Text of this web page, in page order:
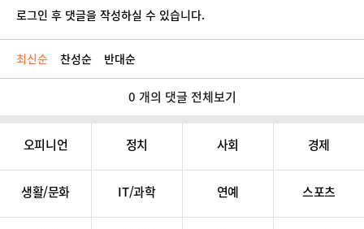
로그인 후 댓글을 작성하실 수 있습니다.
최신순 찬성순 반대순
0 개의 댓글 전체보기
오피니언 정치 사회 경제
생활/문화 IT/과학 연예 스포츠